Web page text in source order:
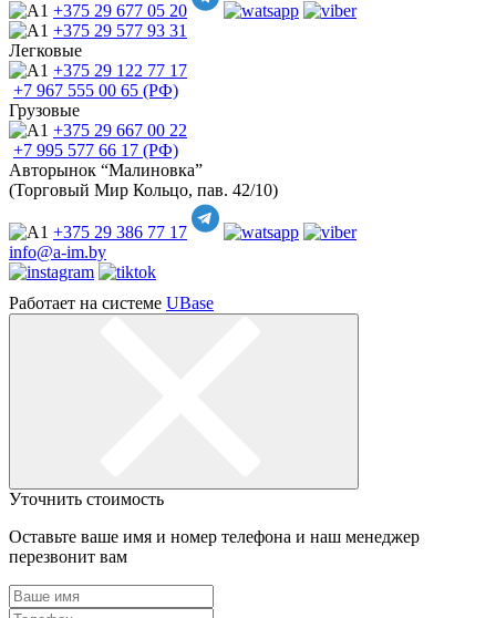
+375 29 677 05 20
+375 29 577 93 31
Легковые
+375 29 122 77 17
+7 967 555 00 65 (РФ)
Грузовые
+375 29 667 00 22
+7 995 577 66 17 (РФ)
Авторынок “Малиновка”
(Торговый Мир Кольцо, пав. 42/10)
+375 29 386 77 17
info@a-im.by
Работает на системе UBase
Уточнить стоимость
Оставьте ваше имя и номер телефона и наш менеджер
перезвонит вам